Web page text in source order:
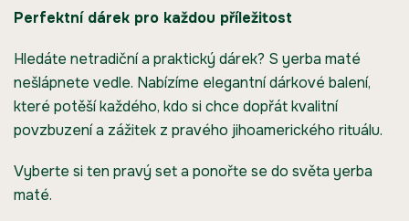
Perfektní dárek pro každou příležitost
Hledáte netradiční a praktický dárek? S yerba maté
nešlápnete vedle. Nabízíme elegantní dárkové balení,
které potěší každého, kdo si chce dopřát kvalitní
povzbuzení a zážitek z pravého jihoamerického rituálu.
Vyberte si ten pravý set a ponořte se do světa yerba
maté.